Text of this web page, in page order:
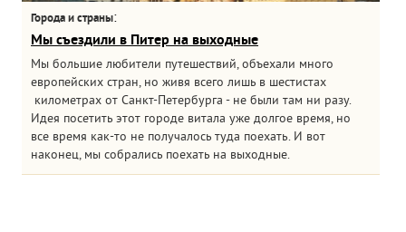
Города и страны:
Мы съездили в Питер на выходные
Мы большие любители путешествий, объехали много
европейских стран, но живя всего лишь в шестистах
километрах от Санкт-Петербурга - не были там ни разу.
Идея посетить этот городе витала уже долгое время, но
все время как-то не получалось туда поехать. И вот
наконец, мы собрались поехать на выходные.